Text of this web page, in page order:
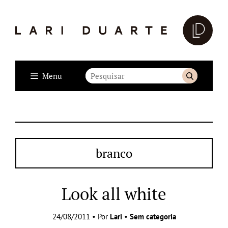
Menu
branco
Look all white
24/08/2011 • Por Lari • Sem categoria